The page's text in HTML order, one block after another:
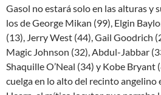
Gasol no estará solo en las alturas y
los de George Mikan (99), Elgin
(13), Jerry West (44), Gail Goodrich
Magic Johnson (32), Abdul-Jabbar
Shaquille O’Neal (34) y Kobe Bryant
cuelga en lo alto del recinto angelino